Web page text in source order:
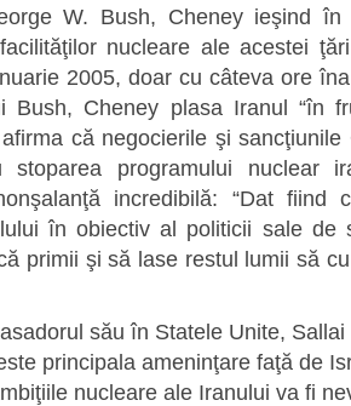
W. Bush, Cheney ieşind
nucleare ale acestei
2005, doar cu câteva ore
Cheney plasa Iranul “în
afirma că negocierile şi
stoparea programului nuclear
incredibilă: “Dat fiind
în obiectiv al politicii sale de
primii şi să lase restul lumii să
său în Statele Unite,
principala ameninţare faţă de
nucleare ale Iranului va fi